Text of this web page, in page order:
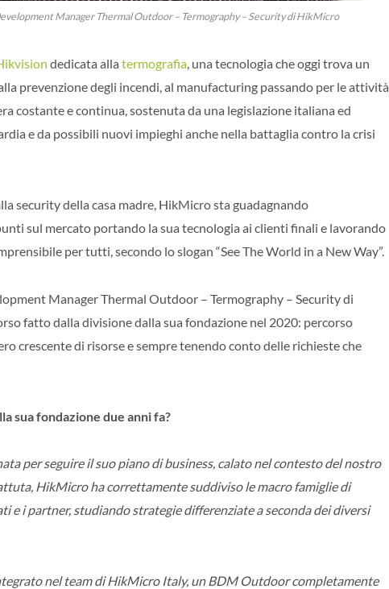
Manager Thermal Outdoor – Termography – Security di HikMicro
dedicata alla termografia, una tecnologia che oggi trova un
prevenzione degli incendi, al manufacturing passando per le attività
costante e continua, sostenuta da una legislazione italiana ed
e da possibili nuovi impieghi anche nella battaglia contro la crisi
security della casa madre, HikMicro sta guadagnando
sul mercato portando la sua tecnologia ai clienti finali e lavorando
per tutti, secondo lo slogan “See The World in a New Way”.
Manager Thermal Outdoor – Termography – Security di
fatto dalla divisione dalla sua fondazione nel 2020: percorso
crescente di risorse e sempre tenendo conto delle richieste che
sua fondazione due anni fa?
per seguire il suo piano di business, calato nel contesto del nostro
HikMicro ha correttamente suddiviso le macro famiglie di
e i partner, studiando strategie differenziate a seconda dei diversi
nel team di HikMicro Italy, un BDM Outdoor completamente